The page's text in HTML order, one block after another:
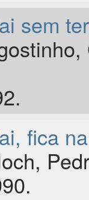
sem
fica